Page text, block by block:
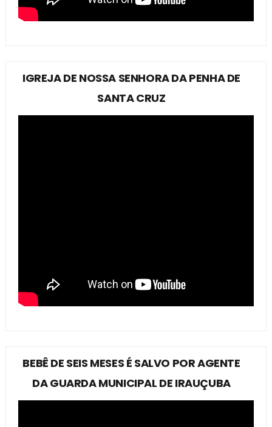
IGREJA DE NOSSA SENHORA DA PENHA DE
SANTA CRUZ
BEBÊ DE SEIS MESES É SALVO POR AGENTE
DA GUARDA MUNICIPAL DE IRAUÇUBA